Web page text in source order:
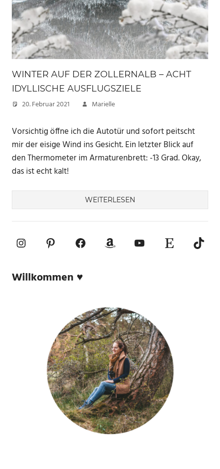
WINTER AUF DER ZOLLERNALB – ACHT
IDYLLISCHE AUSFLUGSZIELE
20. Februar 2021 Marielle
Vorsichtig öffne ich die Autotür und sofort peitscht
mir der eisige Wind ins Gesicht. Ein letzter Blick auf
den Thermometer im Armaturenbrett: -13 Grad. Okay,
das ist echt kalt!
WEITERLESEN
InstagramPinterestFacebookAmazonYouTube
Etsy-Shop
Willkommen ♥